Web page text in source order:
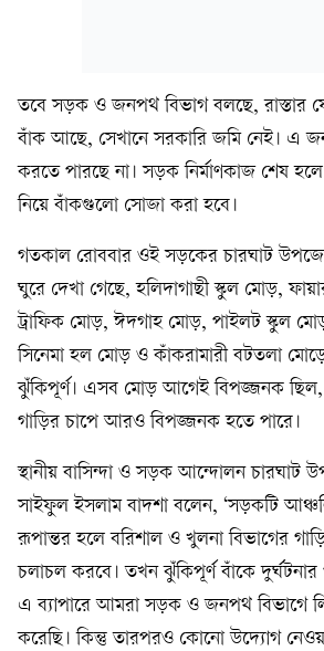
তবে সড়ক ও জনপথ বিভাগ বলছে, রাস্তার
বাঁক আছে, সেখানে সরকারি জমি নেই। এ
করতে পারছে না। সড়ক নির্মাণকাজ শেষ
নিয়ে বাঁকগুলো সোজা করা হবে।
গতকাল রোববার ওই সড়কের চারঘাট
ঘুরে দেখা গেছে, হলিদাগাছী স্কুল মোড়,
ট্রাফিক মোড়, ঈদগাহ মোড়, পাইলট স্কুল
সিনেমা হল মোড় ও কাঁকরামারী বটতলা
ঝুঁকিপূর্ণ। এসব মোড় আগেই বিপজ্জনক ছিল,
গাড়ির চাপে আরও বিপজ্জনক হতে পারে।
স্থানীয় বাসিন্দা ও সড়ক আন্দোলন চারঘাট
সাইফুল ইসলাম বাদশা বলেন, ‘সড়কটি
রূপান্তর হলে বরিশাল ও খুলনা বিভাগের
চলাচল করবে। তখন ঝুঁকিপূর্ণ বাঁকে
এ ব্যাপারে আমরা সড়ক ও জনপথ বিভাগে
করেছি। কিন্তু তারপরও কোনো উদ্যোগ